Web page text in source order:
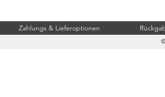
Zahlungs & Lieferoptionen